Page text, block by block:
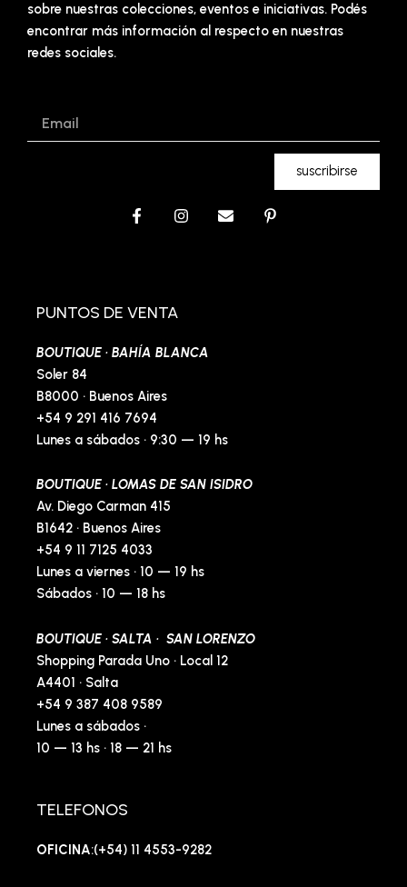
sobre nuestras colecciones, eventos e iniciativas. Podés
encontrar más información al respecto en nuestras
redes sociales.
suscribirse
F
a
o
k
f
I
E
P
PUNTOS DE VENTA
BOUTIQUE · BAHÍA BLANCA
Soler 84
B8000 · Buenos Aires
+54 9 291 416 7694
Lunes a sábados · 9:30 — 19 hs
BOUTIQUE · LOMAS DE SAN ISIDRO
Av. Diego Carman 415
B1642 · Buenos Aires
+54 9 11 7125 4033
Lunes a viernes · 10 — 19 hs
Sábados · 10 — 18 hs
BOUTIQUE · SALTA · SAN LORENZO
Shopping Parada Uno · Local 12
A4401 · Salta
+54 9 387 408 9589
Lunes a sábados ·
10 — 13 hs · 18 — 21 hs
TELEFONOS
OFICINA:(+54) 11 4553-9282